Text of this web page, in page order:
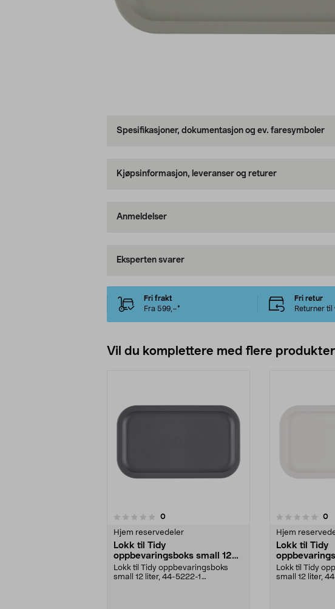
Spesifikasjoner, dokumentasjon og ev. faresymboler
Kjøpsinformasjon, leveranser og returer
Anmeldelser
Eksperten svarer
Fri frakt
Fra 599,–*
Fri retur
Returner til
Vil du komplettere med flere
0anmeldelser
Hjem reservedeler
Lokk til Tidy
oppbevaringsboks small 12
liter, grått
Lokk til Tidy oppbevaringsboks
small 12 liter, 44-5222-1
0.0 av 5 stjerner 0
Hjem
Lokk til Tidy
liter, hvitt
Lokk til Tidy
small 12 liter,